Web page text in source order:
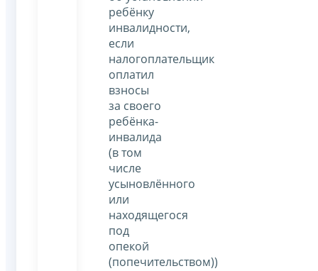
ребёнку
инвалидности,
если
налогоплательщик
оплатил
взносы
за своего
ребёнка-
инвалида
(в том
числе
усыновлённого
или
находящегося
под
опекой
(попечительством))